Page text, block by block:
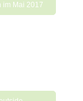
im Mai 2017